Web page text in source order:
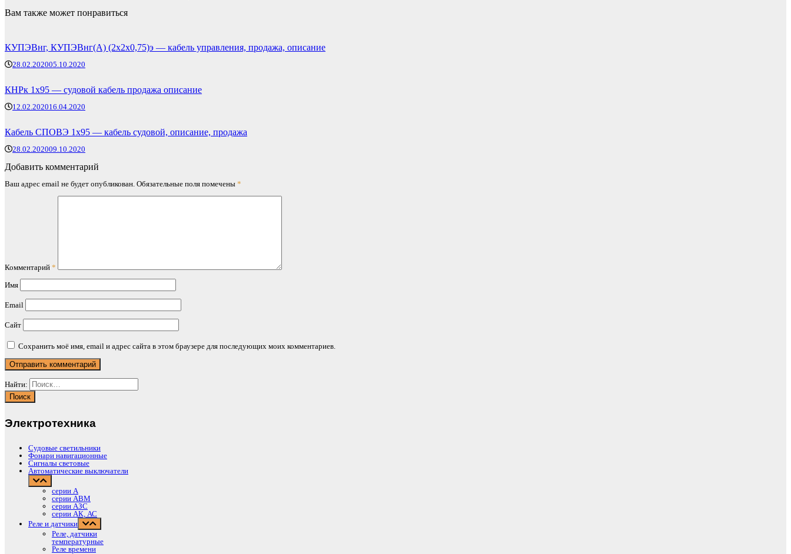
Вам также может понравиться
КУПЭВнг, КУПЭВнг(А) (2х2х0,75)э — кабель управления, продажа, описание
28.02.202005.10.2020
КНРк 1х95 — судовой кабель продажа описание
12.02.202016.04.2020
Кабель СПОВЭ 1х95 — кабель судовой, описание, продажа
28.02.202009.10.2020
Добавить комментарий
Ваш адрес email не будет опубликован. Обязательные поля помечены *
Комментарий *
Имя
Email
Сайт
Сохранить моё имя, email и адрес сайта в этом браузере для последующих моих комментариев.
Найти:
Электротехника
Судовые светильники
Фонари навигационные
Сигналы световые
Автоматические выключатели
серии А
серии АВМ
cерии АЗС
серии АК, АС
Реле и датчики
Реле, датчики
температурные
Реле времени